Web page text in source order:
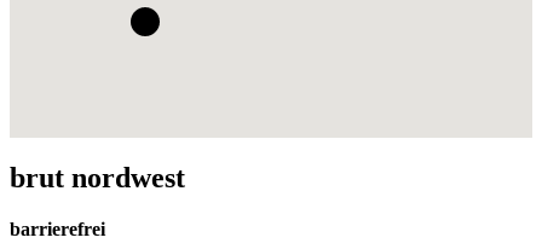
brut nordwest
barrierefrei